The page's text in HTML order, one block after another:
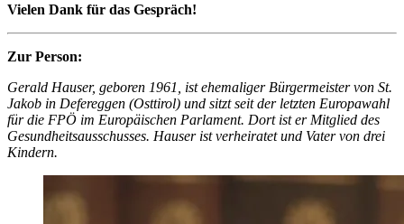
Vielen Dank für das Gespräch!
Zur Person:
Gerald Hauser, geboren 1961, ist ehemaliger Bürgermeister von St.
Jakob in Defereggen (Osttirol) und sitzt seit der letzten Europawahl
für die FPÖ im Europäischen Parlament. Dort ist er Mitglied des
Gesundheitsausschusses. Hauser ist verheiratet und Vater von drei
Kindern.